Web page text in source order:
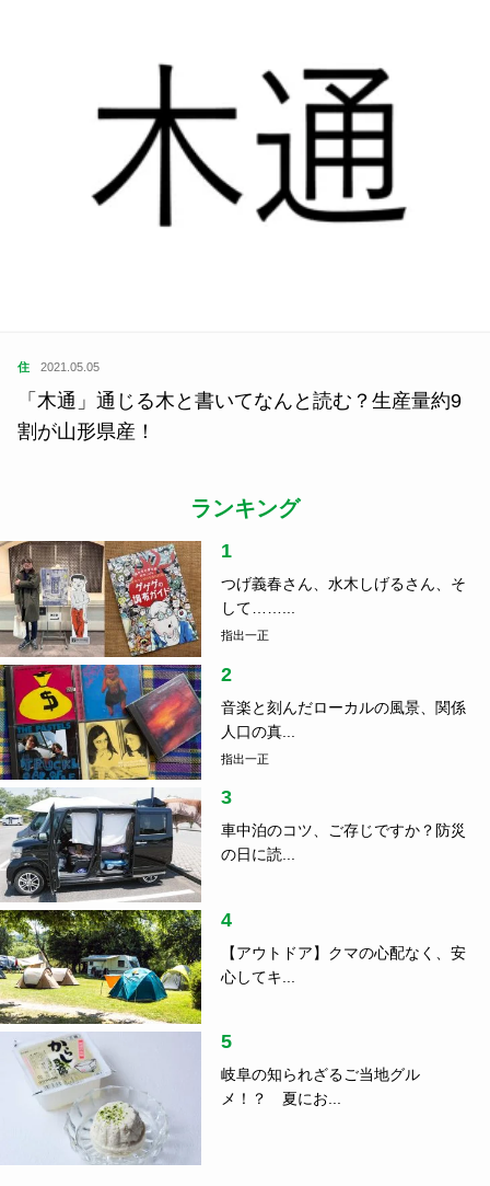
住 2021.05.05
「木通」通じる木と書いてなんと読む？生産量約9
割が山形県産！
ランキング
1
つげ義春さん、水木しげるさん、そ
して……...
指出一正
2
音楽と刻んだローカルの風景、関係
人口の真...
指出一正
3
車中泊のコツ、ご存じですか？防災
の日に読...
4
【アウトドア】クマの心配なく、安
心してキ...
5
岐阜の知られざるご当地グル
メ！？ 夏にお...